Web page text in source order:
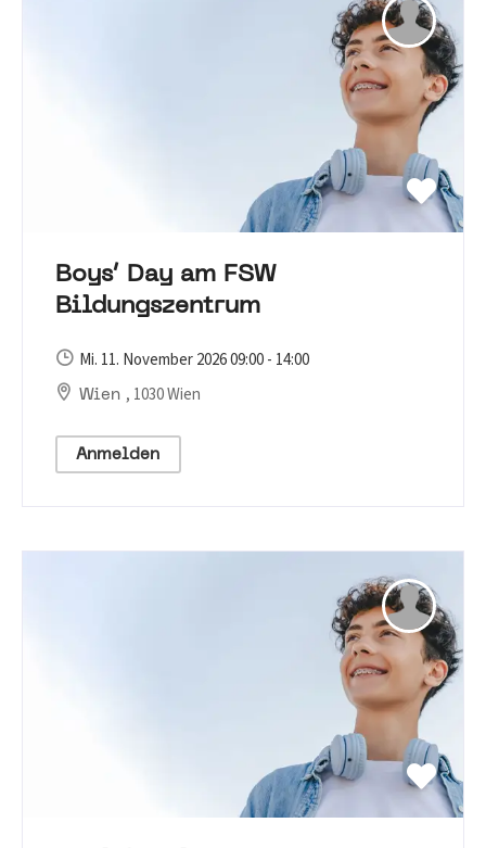
Boys‘ Day am FSW
Bildungszentrum
Mi. 11. November 2026 09:00 - 14:00
Wien , 1030 Wien
Anmelden